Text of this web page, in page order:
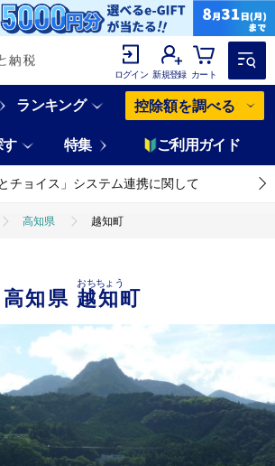
ログイン 新規登録 カート
ランキング 控除額を調べる
す 特集 ご利用ガイド
チョイス」システム連携に関して
高知県 越知町
高知県 越知町
おちちょう